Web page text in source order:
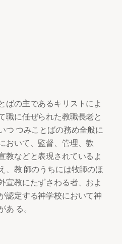
の主であるキリストによ
職に任ぜられた教職長老と
つ つみことばの務め全般に
おいて、監督、管理、教
教などと表現されているよ
、教 師のうちには牧師のほ
宣教にたずさわる者、およ
認定する神学校において神
る。